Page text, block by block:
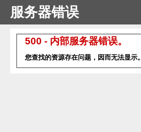
服务器错误
500 - 内部服务器错误。
您查找的资源存在问题，因而无法显示。